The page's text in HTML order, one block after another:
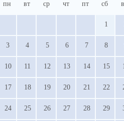
пн вт ср чт пт сб
1
3 4 5 6 7 8
10 11 12 13 14 15
17 18 19 20 21 22
24 25 26 27 28 29